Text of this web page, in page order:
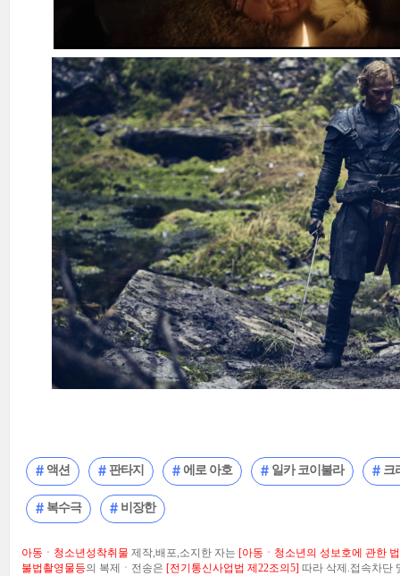
액션 판타지 에로 아호 일카 코이불라 크
복수극 비장한
아동ㆍ청소년성착취물 제작,배포,소지한 자는 [아동ㆍ청소년의 성보호에 관한
불법촬영물등의 복제ㆍ전송은 [전기통신사업법 제22조의5] 따라 삭제.접속차단